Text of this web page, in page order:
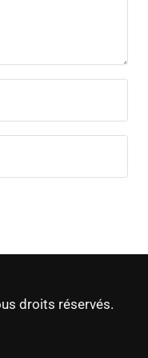
droits réservés.